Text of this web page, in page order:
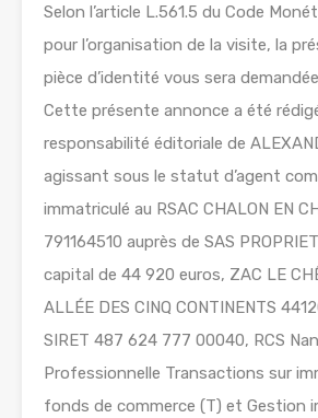
Selon l’article L.561.5 du Code
pour l’organisation de la visite, la
pièce d’identité vous sera
Cette présente annonce a été
responsabilité éditoriale de
agissant sous le statut d’agent
immatriculé au RSAC CHALON EN
791164510 auprès de SAS
capital de 44 920 euros, ZAC LE
ALLÉE DES CINQ CONTINENTS
SIRET 487 624 777 00040, RCS
Professionnelle Transactions sur
fonds de commerce (T) et Gestion